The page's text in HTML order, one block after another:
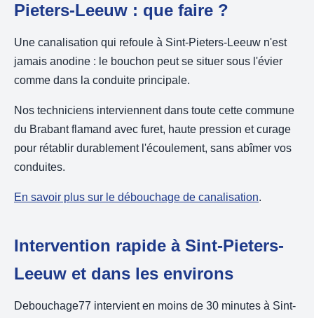
Pieters-Leeuw : que faire ?
Une canalisation qui refoule à Sint-Pieters-Leeuw n'est
jamais anodine : le bouchon peut se situer sous l'évier
comme dans la conduite principale.
Nos techniciens interviennent dans toute cette commune
du Brabant flamand avec furet, haute pression et curage
pour rétablir durablement l'écoulement, sans abîmer vos
conduites.
En savoir plus sur le débouchage de canalisation.
Intervention rapide à Sint-Pieters-
Leeuw et dans les environs
Debouchage77 intervient en moins de 30 minutes à Sint-